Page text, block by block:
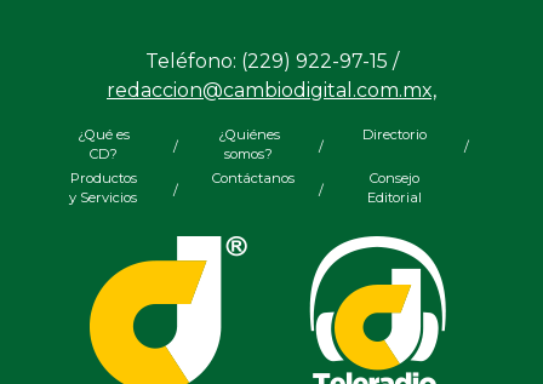
Teléfono: (229) 922-97-15 /
redaccion@cambiodigital.com.mx,
¿Qué es
CD?
/
¿Quiénes
somos?
/
Directorio
/
Productos
y Servicios
/
Contáctanos
/
Consejo
Editorial